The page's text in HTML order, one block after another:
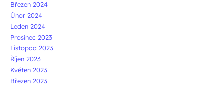
Březen 2024
Únor 2024
Leden 2024
Prosinec 2023
Listopad 2023
Říjen 2023
Květen 2023
Březen 2023